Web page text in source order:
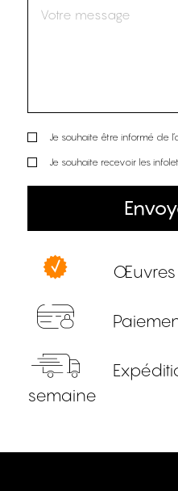
Je souhaite être informé de
Je souhaite recevoir les
Œuvres
semaine